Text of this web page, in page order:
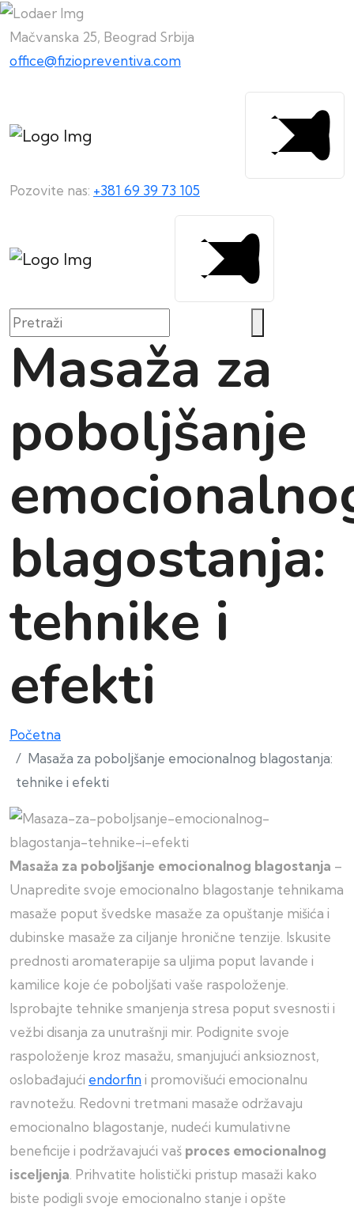
Mačvanska 25, Beograd Srbija
office@fiziopreventiva.com
Pozovite nas: +381 69 39 73 105
Masaža za
poboljšanje
blagostanja:
tehnike i
efekti
Početna
Masaža za poboljšanje emocionalnog blagostanja:
tehnike i efekti
Masaža za poboljšanje emocionalnog blagostanja –
Unapredite svoje emocionalno blagostanje tehnikama
masaže poput švedske masaže za opuštanje mišića i
dubinske masaže za ciljanje hronične tenzije. Iskusite
prednosti aromaterapije sa uljima poput lavande i
kamilice koje će poboljšati vaše raspoloženje.
Isprobajte tehnike smanjenja stresa poput svesnosti i
vežbi disanja za unutrašnji mir. Podignite svoje
raspoloženje kroz masažu, smanjujući anksioznost,
oslobađajući endorfin i promovišući emocionalnu
ravnotežu. Redovni tretmani masaže održavaju
emocionalno blagostanje, nudeći kumulativne
beneficije i podržavajući vaš proces emocionalnog
isceljenja . Prihvatite holistički pristup masaži kako
biste podigli svoje emocionalno stanje i opšte